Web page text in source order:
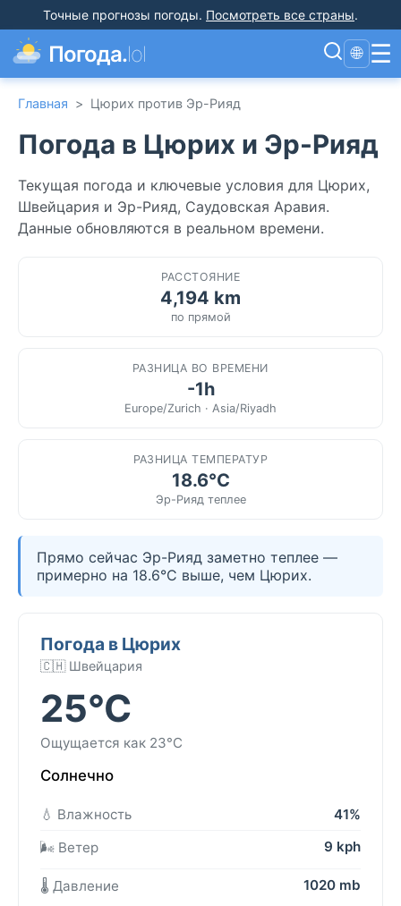
Точные прогнозы погоды. Посмотреть все страны.
Погода.lol 🌐 ☰
Главная > Цюрих против Эр-Рияд
Погода в Цюрих и Эр-Рияд
Текущая погода и ключевые условия для Цюрих,
Швейцария и Эр-Рияд, Саудовская Аравия.
Данные обновляются в реальном времени.
РАССТОЯНИЕ
4,194 km
по прямой
РАЗНИЦА ВО ВРЕМЕНИ
-1h
Europe/Zurich · Asia/Riyadh
РАЗНИЦА ТЕМПЕРАТУР
18.6°C
Эр-Рияд теплее
Прямо сейчас Эр-Рияд заметно теплее —
примерно на 18.6°C выше, чем Цюрих.
Погода в Цюрих
🇨🇭 Швейцария
25°C
Ощущается как 23°C
Солнечно
💧 Влажность
41%
🌬️ Ветер
9 kph
🌡️ Давление 1020 mb